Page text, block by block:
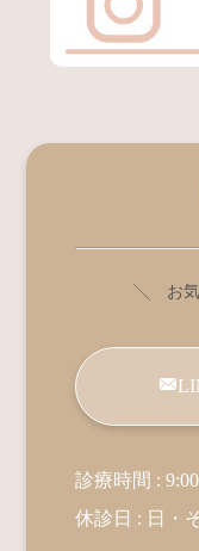
╲ お気
診療時間 :
休診日 : 日・